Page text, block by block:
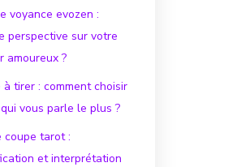
voyance evozen :
perspective sur votre
amoureux ?
à tirer : comment choisir
vous parle le plus ?
coupe tarot :
et interprétation